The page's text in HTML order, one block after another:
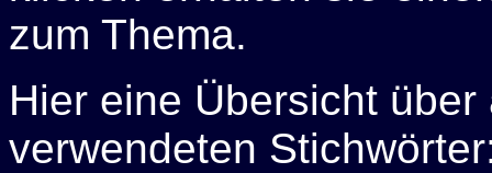
zum Thema.
Hier eine Übersicht
verwendeten